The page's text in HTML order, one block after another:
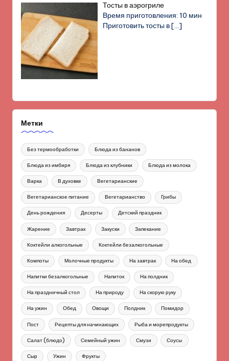
Тосты в аэрогриле
Время приготовления: 10 мин
Приготовить тосты в[…]
Метки
Без термообработки Блюда из бананов
Блюда из имбиря Блюда из клубники Блюда из молока
Варка В духовке Вегетарианские
Вегетарианское питание Вегетарианство Грибы
День рождения Десерты Детский праздник
Жарение Завтрак Закуски Запекание
Коктейли алкогольные Коктейли безалкогольные
Компоты Молочные продукты На завтрак На обед
Напитки безалкогольные Напиток На полдник
На праздничный стол На природу На скорую руку
На ужин Обед Овощи Полдник Помидор
Пост Рецепты для начинающих Рыба и морепродукты
Салат (блюдо) Семейный ужин Смузи Соусы
Сыр Ужин Фрукты